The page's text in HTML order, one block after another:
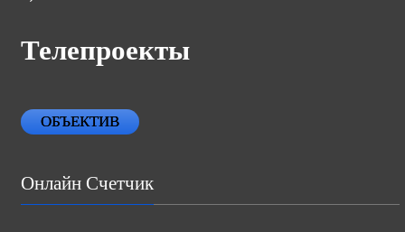
Телепроекты
ОБЪЕКТИВ
Онлайн Счетчик